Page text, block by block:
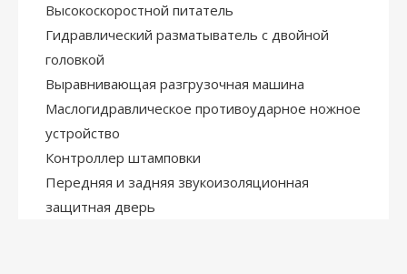
Высокоскоростной питатель
Гидравлический разматыватель с двойной
головкой
Выравнивающая разгрузочная машина
Маслогидравлическое противоударное ножное
устройство
Контроллер штамповки
Передняя и задняя звукоизоляционная
защитная дверь